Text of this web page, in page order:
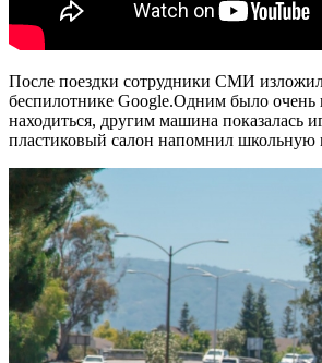
После поездки сотрудники СМИ
беспилотнике Google.Одним было
находиться, другим машина показалась
пластиковый салон напомнил школьную